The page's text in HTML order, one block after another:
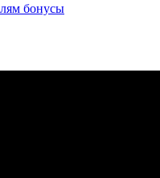
бонусы